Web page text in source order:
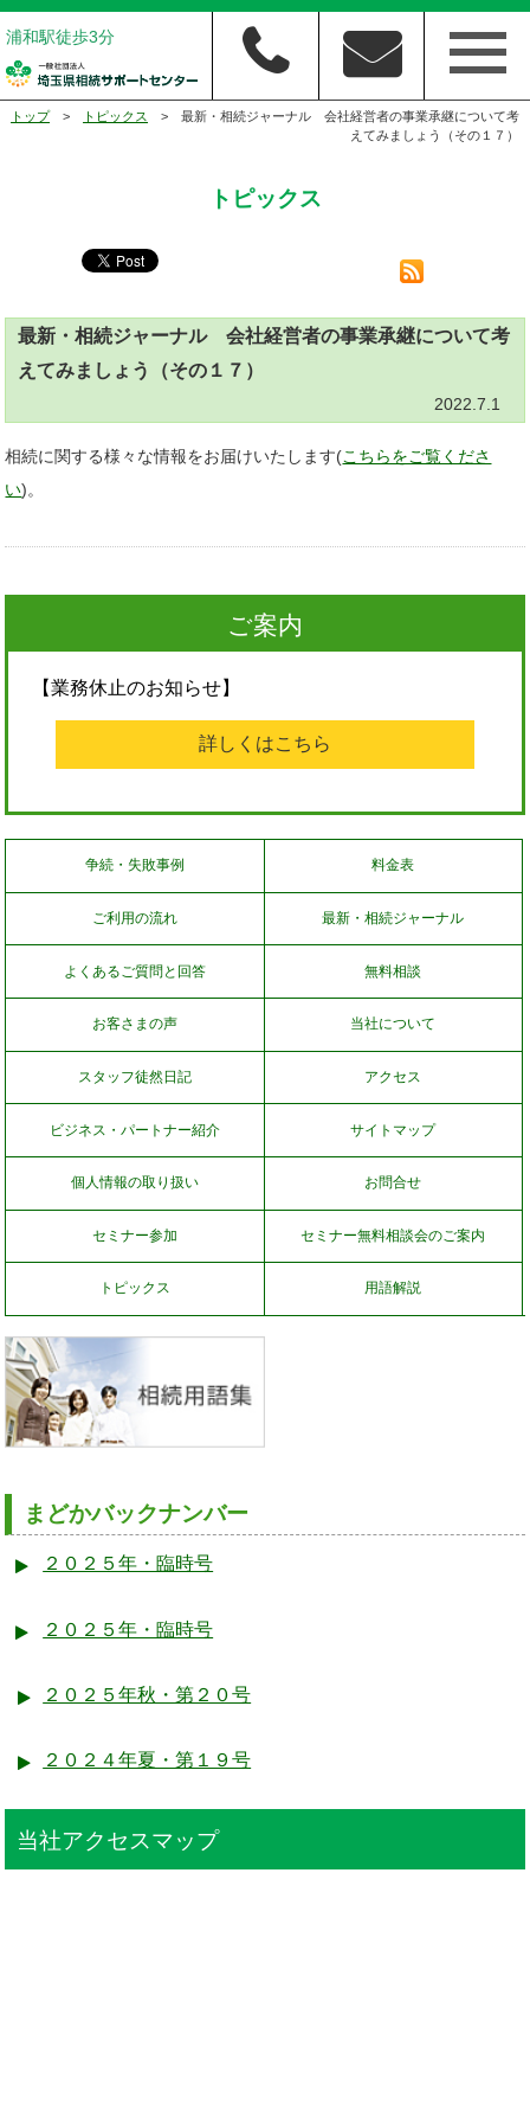
浦和駅徒歩3分
トップ> トピックス
> 最新・相続ジャーナル 会社経営者の事業承継について考
えてみましょう（その１７）
トピックス
最新・相続ジャーナル 会社経営者の事業承継について考
えてみましょう（その１７）
2022.7.1
相続に関する様々な情報をお届けいたします(こちらをご覧くださ
い)。
ご案内
【業務休止のお知らせ】
詳しくはこちら
争続・失敗事例 料金表
ご利用の流れ 最新・相続ジャーナル
よくあるご質問と回答 無料相談
お客さまの声 当社について
スタッフ徒然日記 アクセス
ビジネス・パートナー紹介 サイトマップ
個人情報の取り扱い お問合せ
セミナー参加 セミナー無料相談会のご案内
トピックス 用語解説
まどかバックナンバー
２０２５年・臨時号
２０２５年・臨時号
２０２５年秋・第２０号
２０２４年夏・第１９号
当社アクセスマップ